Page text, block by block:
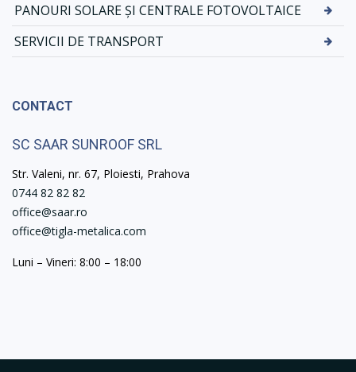
PANOURI SOLARE ȘI CENTRALE FOTOVOLTAICE
SERVICII DE TRANSPORT
CONTACT
SC SAAR SUNROOF SRL
Str. Valeni, nr. 67, Ploiesti, Prahova
0744 82 82 82
office@saar.ro
office@tigla-metalica.com
Luni – Vineri: 8:00 – 18:00